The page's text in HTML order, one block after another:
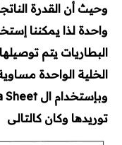
وحيث أن القدرة
البطاريات يتم
الخلية الواحدة مساوية (1063 / 3 = 354
توريدها وكان كالتالى